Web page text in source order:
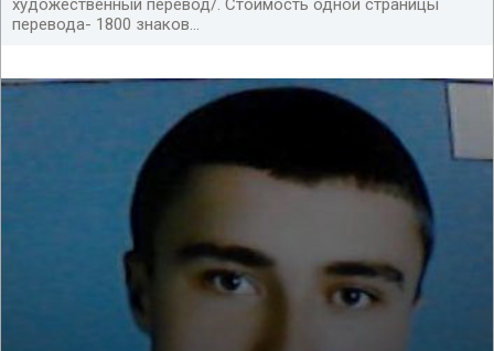
художественный перевод/. Стоимость одной страницы
перевода- 1800 знаков...